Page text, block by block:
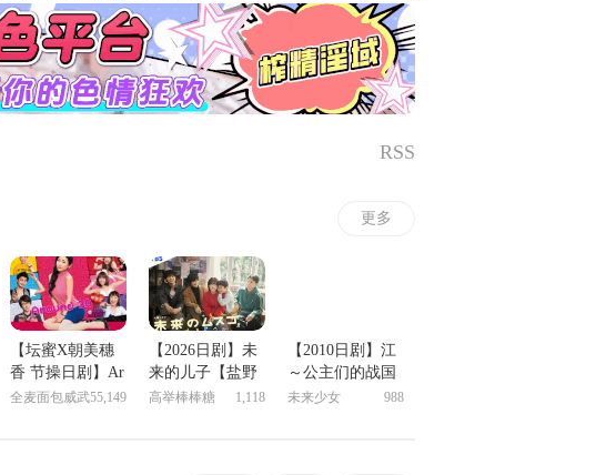
RSS
更多
【坛蜜X朝美穗
香 节操日剧】Ar
ound 30 无修正
55,149
全麦面包威武
【2026日剧】未
来的儿子【盐野
瑛久】
1,118
高举棒棒糖
【2010日剧】江
～公主们的战国
Gou Himetachi no
988
未来少女